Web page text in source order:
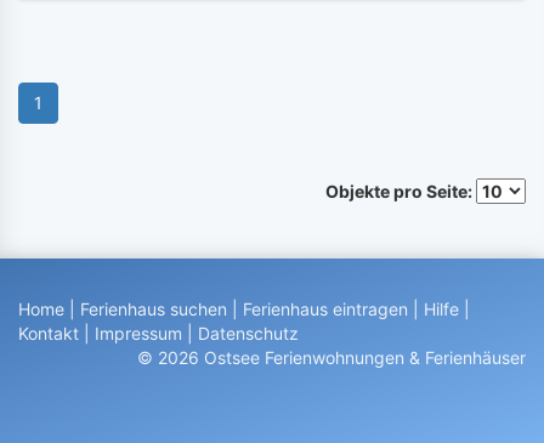
1
Objekte pro Seite:
Home Ferienhaus suchen Ferienhaus eintragen Hilfe
Kontakt
Impressum
Datenschutz
© 2026 Ostsee Ferienwohnungen & Ferienhäuser